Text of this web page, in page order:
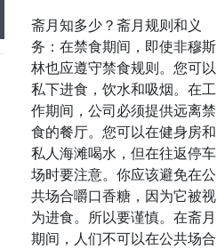
斋月知多少？斋月规则和义
务：在禁食期间，即使非穆斯
林也应遵守禁食规则。您可以
私下进食，饮水和吸烟。在工
作期间，公司必须提供远离禁
食的餐厅。您可以在健身房和
私人海滩喝水，但在往返停车
场时要注意。你应该避免在公
共场合嚼口香糖，因为它被视
为进食。所以要谨慎。在斋月
期间，人们不可以在公共场合